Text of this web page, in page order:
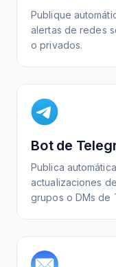
Publique
alertas de redes
o privados.
Bot de
Publica
actualizaciones
grupos o DMs de